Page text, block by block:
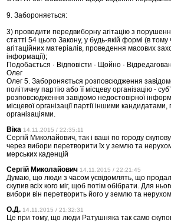
9. Забороняється:
3) проводити передвиборну агітацію з
статті 54 цього Закону, у будь-якій формі (в
агітаційних матеріалів, проведення масових
інформації);
Подобається · Відповісти · Щойно ·
Олег
Олег 5. Забороняється розповсюдження
політичну партію або її місцеву організацію -
розповсюдження завідомо недостовірної
місцевої організації партії іншими
організаціями.
Віка 14.11.2015 / 22:35:11
Сергій Миколайович, так і ваші по городу
через вибори перетворити їх у землю та
мерських каденцій
Сергій Миколайович 14.11.2015 / 22:21:45
Думаю, що люди з часом усвідомлять, що
скупив всіх кого міг, щоб потім обібрати. Для
вибори він перетворить його у землю та
О.Д. 14.11.2015 / 21:32:31
Це при тому, що люди Ратушняка так само